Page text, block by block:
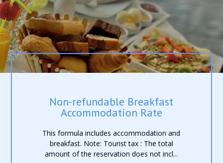
Non-refundable Breakfast
Accommodation Rate
This formula includes accommodation and
breakfast. Note: Tourist tax : The total
amount of the reservation does not incl...